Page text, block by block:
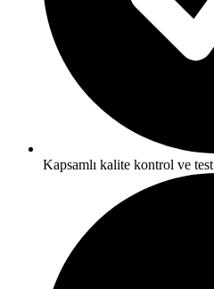
Kapsamlı kalite kontrol ve test